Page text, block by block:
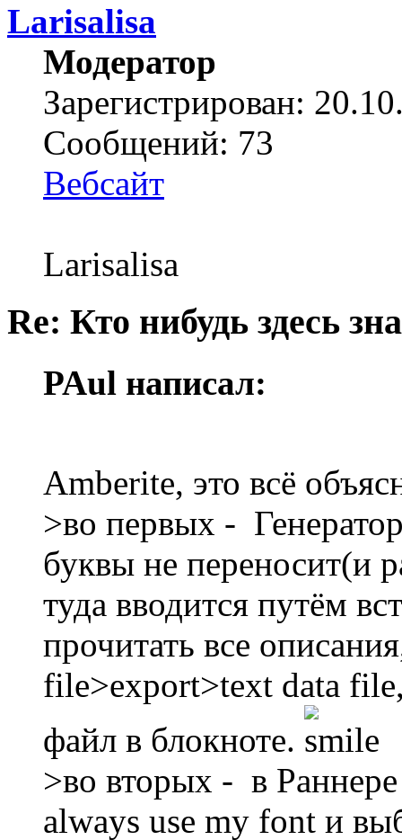
Larisalisa
Модератор
Зарегистрирован:
Сообщений: 73
Вебсайт
Larisalisa
Re: Кто нибудь здесь
PAul написал:
Amberite, это всё
>во первых -
буквы не переносит(и
туда вводится путём
прочитать все
file>export>text data file,
файл в блокноте.
>во вторых - в
always use my font и